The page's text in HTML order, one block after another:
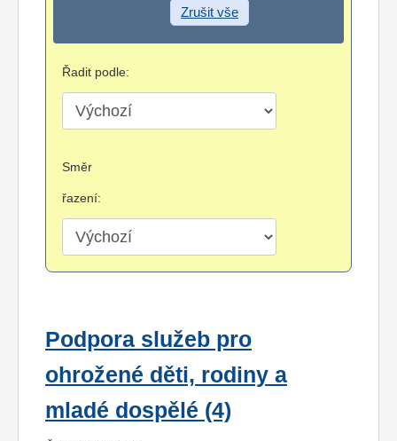
Zrušit vše
Řadit podle:
Směr
řazení:
Podpora služeb pro
ohrožené děti, rodiny a
mladé dospělé (4)